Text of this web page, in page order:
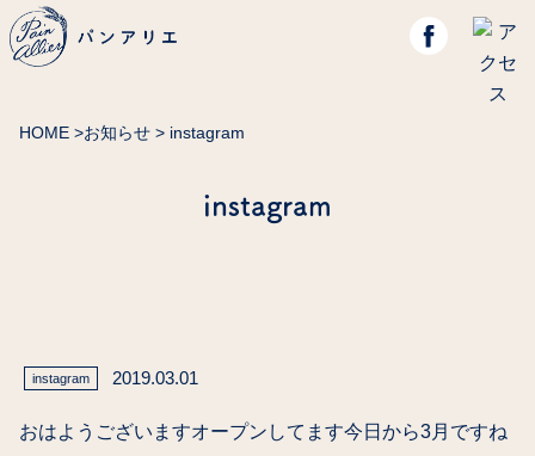
HOME >お知らせ > instagram
instagram
instagram 2019.03.01
おはようございますオープンしてます今日から3月ですね